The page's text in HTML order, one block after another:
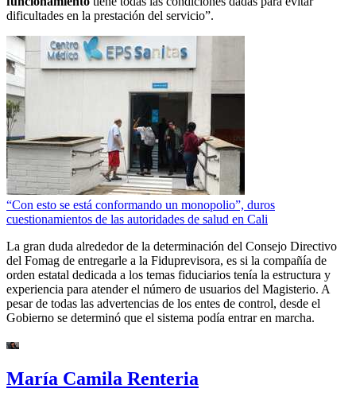
dificultades en la prestación del servicio”.
“Con esto se está conformando un monopolio”, duros
cuestionamientos de las autoridades de salud en Cali
La gran duda alrededor de la determinación del Consejo Directivo
del Fomag de entregarle a la Fiduprevisora, es si la compañía de
orden estatal dedicada a los temas fiduciarios tenía la estructura y
experiencia para atender el número de usuarios del Magisterio. A
pesar de todas las advertencias de los entes de control, desde el
Gobierno se determinó que el sistema podía entrar en marcha.
María Camila Renteria